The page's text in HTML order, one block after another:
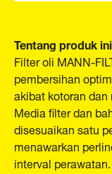
Tentang produk ini
Filter oli MANN-
pembersihan
akibat kotoran
Media filter dan
disesuaikan satu
menawarkan
interval perawatan.